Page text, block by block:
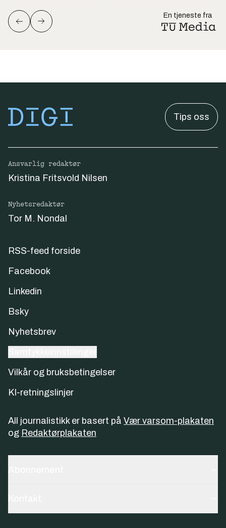
En tjeneste fra
Tips oss
Ansvarlig redaktør
Kristina Fritsvold Nilsen
Nyhetsredaktør
Tor M. Nondal
RSS-feed forside
Facebook
Linkedin
Bsky
Nyhetsbrev
Vilkår og bruksbetingelser
KI-retningslinjer
All journalistikk er basert på Vær varsom-plakaten
og Redaktørplakaten